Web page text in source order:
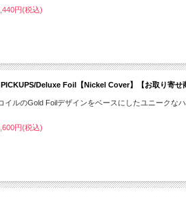
円(税込)
Deluxe Foil【Nickel Cover】【お取り寄せ
イルのGold Foilデザインをベースにしたユニークなハ
円(税込)